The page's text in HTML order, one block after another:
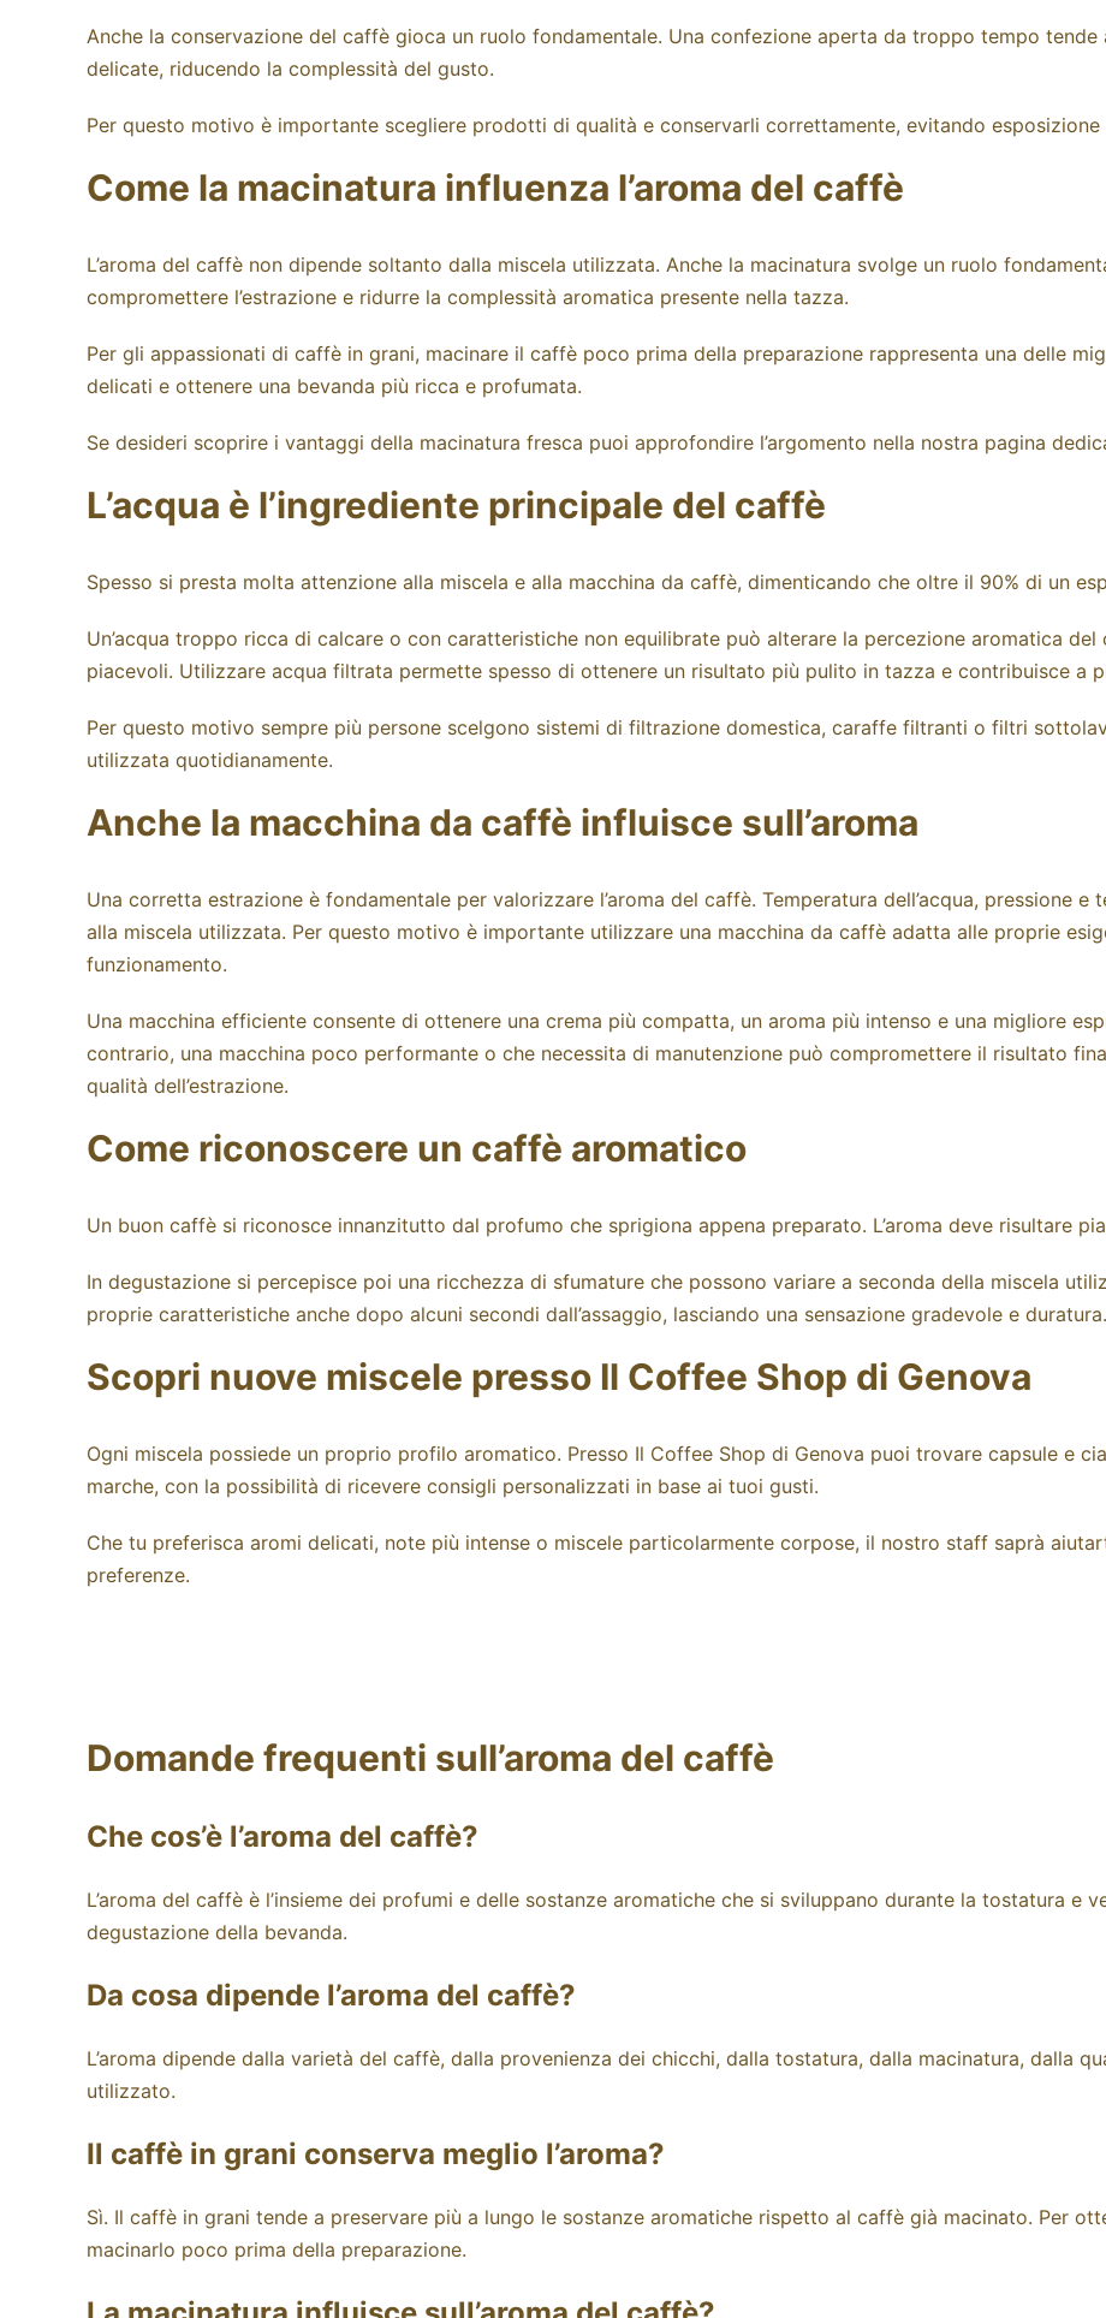
Anche la conservazione del caffè gioca un ruolo fondamentale. Una confezione aperta da troppo tempo
delicate, riducendo la complessità del gusto.
Per questo motivo è importante scegliere prodotti di qualità e conservarli correttamente, evitando esposizione
Come la macinatura influenza l’aroma del caffè
L’aroma del caffè non dipende soltanto dalla miscela utilizzata. Anche la macinatura svolge un ruolo
compromettere l’estrazione e ridurre la complessità aromatica presente nella tazza.
Per gli appassionati di caffè in grani, macinare il caffè poco prima della preparazione rappresenta una delle
delicati e ottenere una bevanda più ricca e profumata.
Se desideri scoprire i vantaggi della macinatura fresca puoi approfondire l’argomento nella nostra pagina
L’acqua è l’ingrediente principale del caffè
Spesso si presta molta attenzione alla miscela e alla macchina da caffè, dimenticando che oltre il 90% di un
Un’acqua troppo ricca di calcare o con caratteristiche non equilibrate può alterare la percezione aromatica
piacevoli. Utilizzare acqua filtrata permette spesso di ottenere un risultato più pulito in tazza e contribuisce a
Per questo motivo sempre più persone scelgono sistemi di filtrazionedomestica, caraffe filtranti o filtri
utilizzata quotidianamente.
Anche la macchina da caffè influisce sull’aroma
Una corretta estrazione è fondamentale per valorizzare l’aroma del caffè. Temperatura dell’acqua, pressione
alla miscela utilizzata. Per questo motivo è importante utilizzare una macchina da caffèadatta alle proprie
funzionamento.
Una macchina efficiente consente di ottenere una crema più compatta, un aroma più intenso e una migliore
contrario, una macchina poco performante o che necessita di manutenzionepuò compromettere il risultato
qualità dell’estrazione.
Come riconoscere un caffè aromatico
Un buon caffè si riconosce innanzitutto dal profumo che sprigiona appena preparato. L’aroma deve risultare
In degustazione si percepisce poi una ricchezza di sfumature che possono variare a seconda della miscela
proprie caratteristiche anche dopo alcuni secondi dall’assaggio, lasciando una sensazione gradevole e duratura.
Scopri nuove miscele presso Il Coffee Shop di Genova
Ogni miscela possiede un proprio profilo aromatico. Presso Il Coffee Shop di Genova puoi trovare capsule e
marche, con la possibilità di ricevere consigli personalizzati in base ai tuoi gusti.
Che tu preferisca aromi delicati, note più intense o miscele particolarmente corpose, il nostro staff saprà
preferenze.
Domande frequenti sull’aroma del caffè
Che cos’è l’aroma del caffè?
L’aroma del caffè è l’insieme dei profumi e delle sostanze aromatiche che si sviluppano durante la tostatura e
degustazione della bevanda.
Da cosa dipende l’aroma del caffè?
L’aroma dipende dalla varietà del caffè, dalla provenienza dei chicchi, dalla tostatura, dalla macinatura, dalla
utilizzato.
Il caffè in grani conserva meglio l’aroma?
Sì. Il caffè in grani tende a preservare più a lungo le sostanze aromatiche rispetto al caffè già macinato. Per
macinarlo poco prima della preparazione.